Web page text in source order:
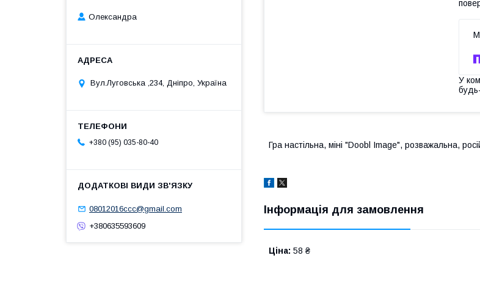
У
Гра настільна, міні "Doobl Image", розважальна,
Інформація для замовлення
Ціна: 58 ₴
Олександра
Вул.Луговська ,234, Дніпро, Україна
+380 (95) 035-80-40
08012016ccc@gmail.com
+380635593609